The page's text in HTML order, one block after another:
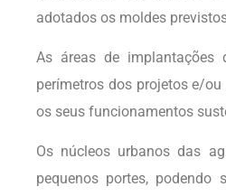
adotados os moldes
As áreas de implantações
perímetros dos projetos e/
os seus funcionamentos
Os núcleos urbanos das
pequenos portes, podendo